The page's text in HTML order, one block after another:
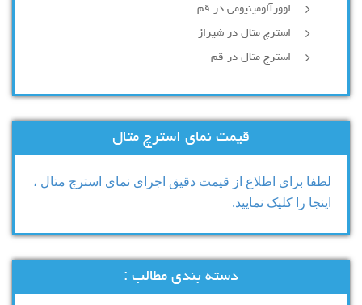
لوورآلومینیومی در قم
استرچ متال در شیراز
استرچ متال در قم
قیمت نمای استرچ متال
لطفا برای اطلاع از قیمت دقیق اجرای نمای استرچ متال ،
اینجا را کلیک نمایید.
دسته بندی مطالب :